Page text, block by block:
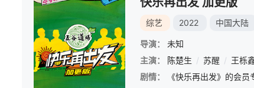
综艺 2022 中国大陆
导演：
未知
主演：
陈楚生 / 苏醒 / 王栎
剧情：